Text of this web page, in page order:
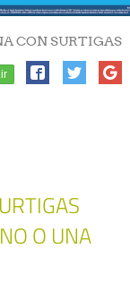
CON SURTIGAS
O UNA